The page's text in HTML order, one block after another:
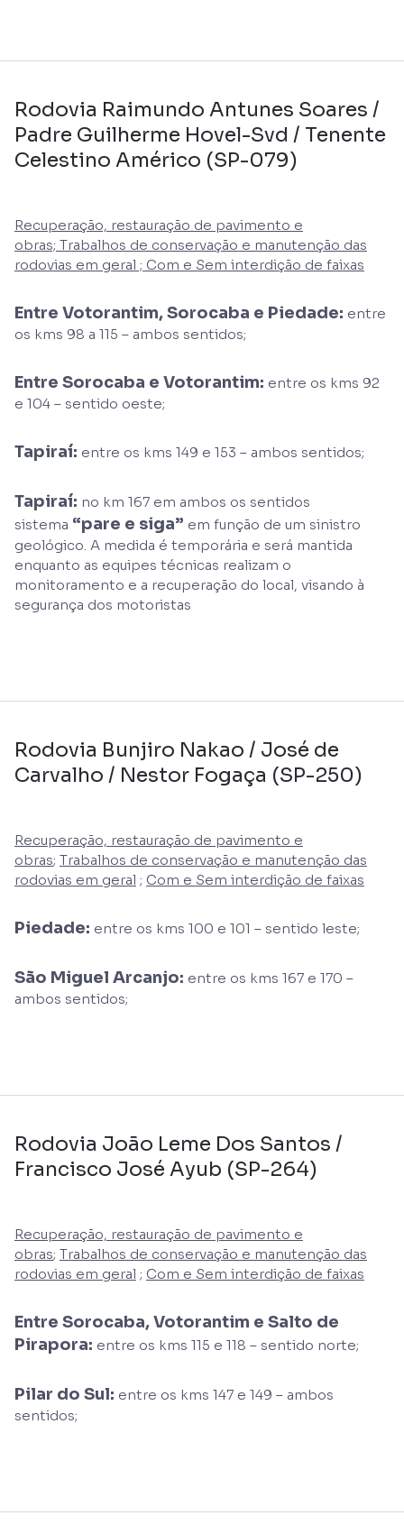
Rodovia Raimundo Antunes Soares /
Padre Guilherme Hovel-Svd / Tenente
Celestino Américo (SP-079)
Recuperação, restauração de pavimento e
obras; Trabalhos de conservação e manutenção das
rodovias em geral ; Com e Sem interdição de faixas
Entre Votorantim, Sorocaba e Piedade: entre
os kms 98 a 115 – ambos sentidos;
Entre Sorocaba e Votorantim: entre os kms 92
e 104 – sentido oeste;
Tapiraí: entre os kms 149 e 153 – ambos sentidos;
Tapiraí: no km 167 em ambos os sentidos
sistema “pare e siga” em função de um sinistro
geológico. A medida é temporária e será mantida
enquanto as equipes técnicas realizam o
monitoramento e a recuperação do local, visando à
segurança dos motoristas
Rodovia Bunjiro Nakao / José de
Carvalho / Nestor Fogaça (SP-250)
Recuperação, restauração de pavimento e
obras; Trabalhos de conservação e manutenção das
rodovias em geral ; Com e Sem interdição de faixas
Piedade: entre os kms 100 e 101 – sentido leste;
São Miguel Arcanjo: entre os kms 167 e 170 –
ambos sentidos;
Rodovia João Leme Dos Santos /
Francisco José Ayub (SP-264)
Recuperação, restauração de pavimento e
obras; Trabalhos de conservação e manutenção das
rodovias em geral ; Com e Sem interdição de faixas
Entre Sorocaba, Votorantim e Salto de
Pirapora: entre os kms 115 e 118 – sentido norte;
Pilar do Sul: entre os kms 147 e 149 – ambos
sentidos;